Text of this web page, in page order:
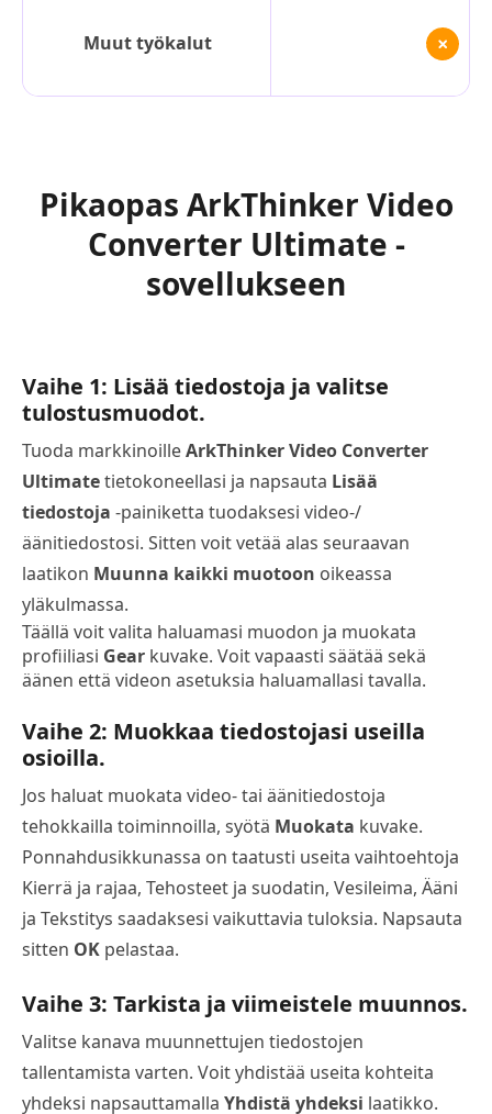
Muut työkalut
Pikaopas ArkThinker Video
Converter Ultimate -
sovellukseen
Vaihe 1: Lisää tiedostoja ja valitse
tulostusmuodot.
Tuoda markkinoilleArkThinker Video Converter
Ultimatetietokoneellasi ja napsauta Lisää
tiedostoja -painiketta tuodaksesi video-/
äänitiedostosi. Sitten voit vetää alas seuraavan
laatikon Muunna kaikki muotoon oikeassa
yläkulmassa.
Täällä voit valita haluamasi muodon ja muokata
profiiliasi Gear kuvake. Voit vapaasti säätää sekä
äänen että videon asetuksia haluamallasi tavalla.
Vaihe 2: Muokkaa tiedostojasi useilla
osioilla.
Jos haluat muokata video- tai äänitiedostoja
tehokkailla toiminnoilla, syötä Muokata kuvake.
Ponnahdusikkunassa on taatusti useita vaihtoehtoja
Kierrä ja rajaa, Tehosteet ja suodatin, Vesileima, Ääni
ja Tekstitys saadaksesi vaikuttavia tuloksia. Napsauta
sitten OK pelastaa.
Vaihe 3: Tarkista ja viimeistele muunnos.
Valitse kanava muunnettujen tiedostojen
tallentamista varten. Voit yhdistää useita kohteita
yhdeksi napsauttamalla Yhdistä yhdeksi laatikko.